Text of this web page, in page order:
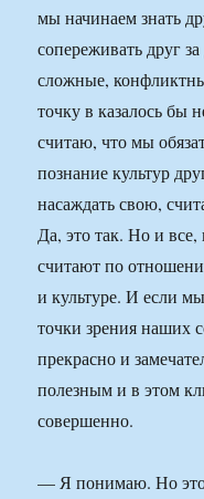
мы начинаем знать
сопереживать друг
сложные,
точку в казалось бы
считаю, что мы
познание культур
насаждать свою,
Да, это так. Но и
считают по
и культуре. И если
точки зрения наших
прекрасно и
полезным и в этом
совершенно.
— Я понимаю. Но это